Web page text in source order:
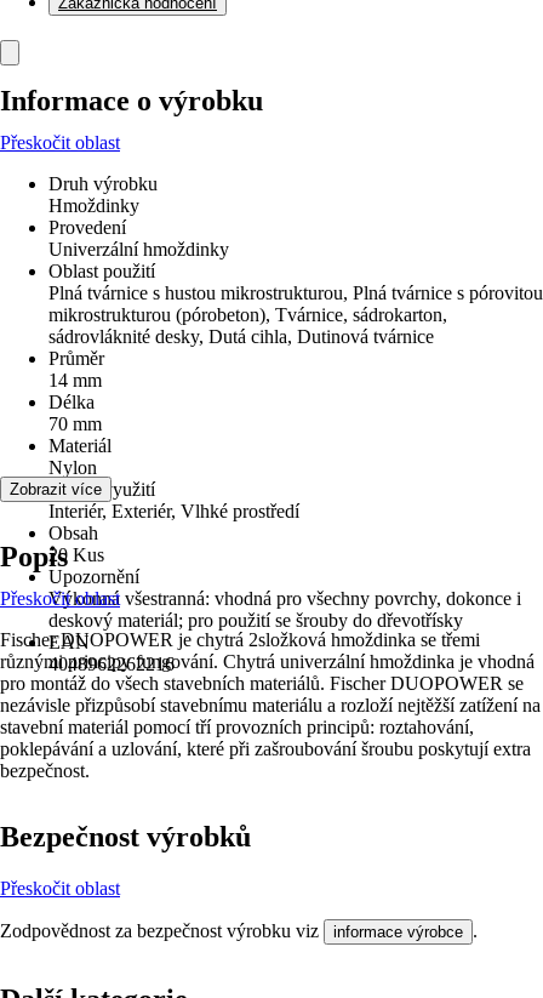
Informace o výrobku
Přeskočit oblast
Druh výrobku
Hmoždinky
Provedení
Univerzální hmoždinky
Oblast použití
Plná tvárnice s hustou mikrostrukturou, Plná tvárnice s pórovitou
mikrostrukturou (pórobeton), Tvárnice, sádrokarton,
sádrovláknité desky, Dutá cihla, Dutinová tvárnice
Průměr
14 mm
Délka
70 mm
Materiál
Nylon
Oblast využití
Interiér, Exteriér, Vlhké prostředí
Obsah
20 Kus
Upozornění
Výkonná všestranná: vhodná pro všechny povrchy, dokonce i
deskový materiál; pro použití se šrouby do dřevotřísky
EAN
4048962262216
Zobrazit více
Popis
Přeskočit oblast
Fischer DUOPOWER je chytrá 2složková hmoždinka se třemi
různými principy fungování. Chytrá univerzální hmoždinka je vhodná
pro montáž do všech stavebních materiálů. Fischer DUOPOWER se
nezávisle přizpůsobí stavebnímu materiálu a rozloží nejtěžší zatížení na
stavební materiál pomocí tří provozních principů: roztahování,
poklepávání a uzlování, které při zašroubování šroubu poskytují extra
bezpečnost.
Bezpečnost výrobků
Přeskočit oblast
Zodpovědnost za bezpečnost výrobku viz informace výrobce .